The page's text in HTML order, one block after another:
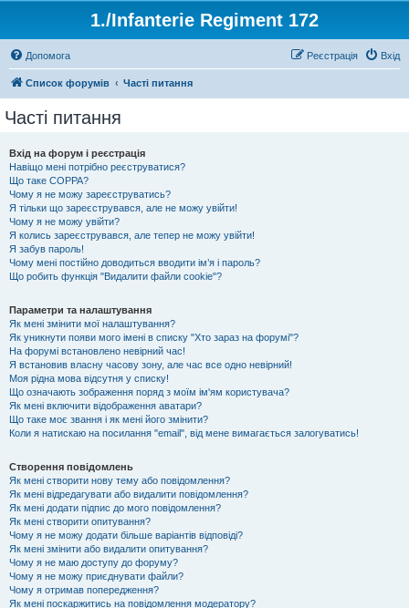
1./Infanterie Regiment 172
Допомога Вхід
Реєстрація
Список форумів Часті питання
Часті питання
Вхід на форум і реєстрація
Навіщо мені потрібно реєструватися?
Що таке COPPA?
Чому я не можу зареєструватись?
Я тільки що зареєструвався, але не можу увійти!
Чому я не можу увійти?
Я колись зареєструвався, але тепер не можу увійти!
Я забув пароль!
Чому мені постійно доводиться вводити ім’я і пароль?
Що робить функція "Видалити файли cookie"?
Параметри та налаштування
Як мені змінити мої налаштування?
Як уникнути появи мого імені в списку "Хто зараз на форумі"?
На форумі встановлено невірний час!
Я встановив власну часову зону, але час все одно невірний!
Моя рідна мова відсутня у списку!
Що означають зображення поряд з моїм ім'ям користувача?
Як мені включити відображення аватари?
Що таке моє звання і як мені його змінити?
Коли я натискаю на посилання "email", від мене вимагається залогуватись!
Створення повідомлень
Як мені створити нову тему або повідомлення?
Як мені відредагувати або видалити повідомлення?
Як мені додати підпис до мого повідомлення?
Як мені створити опитування?
Чому я не можу додати більше варіантів відповіді?
Як мені змінити або видалити опитування?
Чому я не маю доступу до форуму?
Чому я не можу приєднувати файли?
Чому я отримав попередження?
Як мені поскаржитись на повідомлення модератору?